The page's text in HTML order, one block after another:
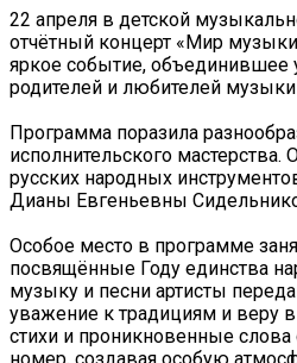
22 апреля в детской
отчётный концерт «Мир
яркое событие, объединившее
родителей и любителей музыки
Программа поразила
исполнительского мастерства.
русских народных
Дианы Евгеньевны
Особое место в программе
посвящённые Году единства
музыку и песни артисты
уважение к традициям и веру
стихи и проникновенные